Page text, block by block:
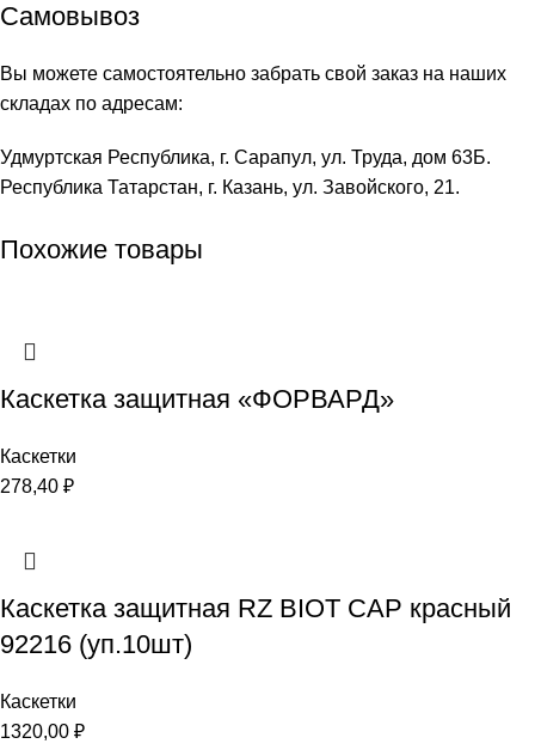
Самовывоз
Вы можете самостоятельно забрать свой заказ на наших
складах по адресам:
Удмуртская Республика, г. Сарапул, ул. Труда, дом 63Б.
Республика Татарстан, г. Казань, ул. Завойского, 21.
Похожие товары
Каскетка защитная «ФОРВАРД»
Каскетки
278,40 ₽
Каскетка защитная RZ BIOT CAP красный
92216 (уп.10шт)
Каскетки
1320,00 ₽